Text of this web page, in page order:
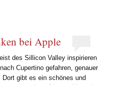
bei Apple
des Sillicon Valley inspirieren
Cupertino gefahren, genauer
Dort gibt es ein schönes und